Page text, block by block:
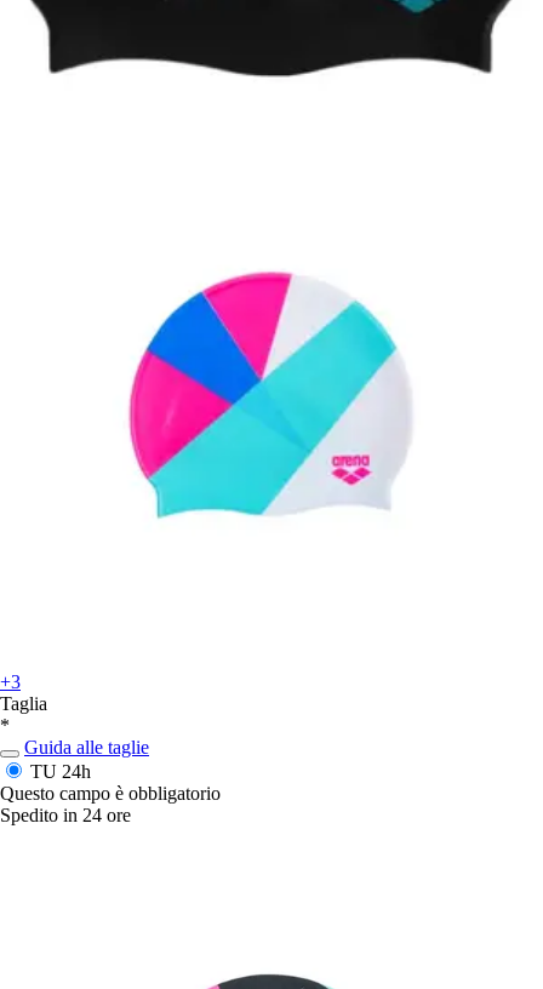
+3
Taglia
*
Guida alle taglie
TU 24h
Questo campo è obbligatorio
Spedito in 24 ore